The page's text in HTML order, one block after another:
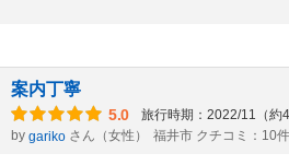
案内丁寧
5.0 旅行時期：2022/11（約4
by gariko さん（女性） 福井市 クチコミ：10件